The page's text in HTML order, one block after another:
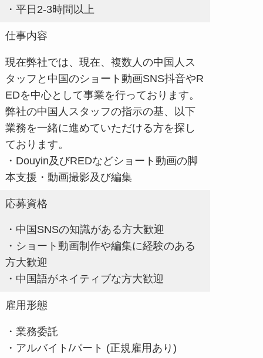
・平日2-3時間以上
仕事内容
現在弊社では、現在、複数人の中国人ス
タッフと中国のショート動画SNS抖音やR
EDを中心として事業を行っております。
弊社の中国人スタッフの指示の基、以下
業務を一緒に進めていただける方を探し
ております。
・Douyin及びREDなどショート動画の脚
本支援・動画撮影及び編集
応募資格
・中国SNSの知識がある方大歓迎
・ショート動画制作や編集に経験のある
方大歓迎
・中国語がネイティブな方大歓迎
雇用形態
・業務委託
・アルバイト/パート (正規雇用あり)